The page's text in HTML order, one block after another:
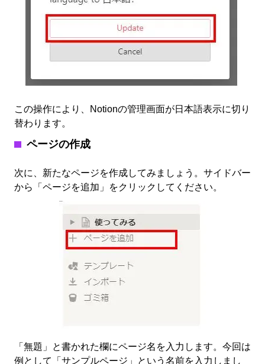
この操作により、Notionの管理画面が日本語表示に切り
替わります。
ページの作成
次に、新たなページを作成してみましょう。サイドバー
から「ページを追加」をクリックしてください。
「無題」と書かれた欄にページ名を入力します。今回は
例として「サンプルページ」という名前を入力しまし